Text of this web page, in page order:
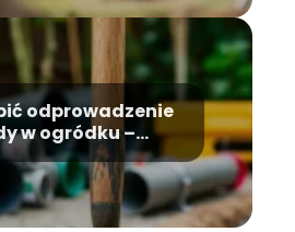
odprowadzenie
w ogródku –
dla nowicjuszy